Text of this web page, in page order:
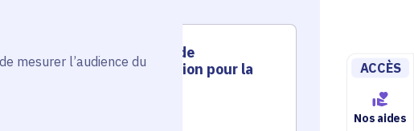
mesurer l’audience du
ACCÈS
Nos aides
Installation de
vidéoprotection pour la